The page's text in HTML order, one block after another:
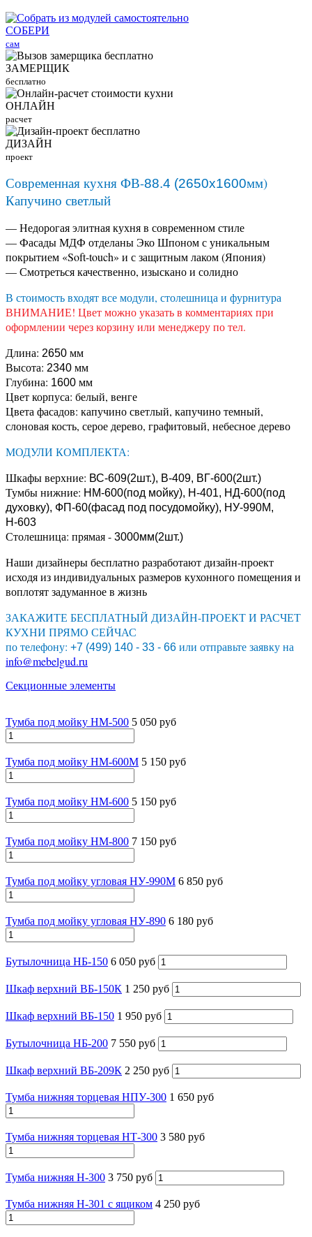
СОБЕРИ
сам
ЗАМЕРЩИК
бесплатно
ОНЛАЙН
расчет
ДИЗАЙН
проект
Современная кухня ФВ-88.4 (2650х1600мм)
Капучино светлый
— Недорогая элитная кухня в современном стиле
— Фасады МДФ отделаны Эко Шпоном с уникальным
покрытием «Soft-touch» и с защитным лаком (Япония)
— Смотреться качественно, изыскано и солидно
В стоимость входят все модули, столешница и фурнитура
ВНИМАНИЕ! Цвет можно указать в комментариях при
оформлении через корзину или менеджеру по тел.
Длина: 2650 мм
Высота: 2340 мм
Глубина: 1600 мм
Цвет корпуса: белый, венге
Цвета фасадов: капучино светлый, капучино темный,
слоновая кость, серое дерево, графитовый, небесное дерево
МОДУЛИ КОМПЛЕКТА:
Шкафы верхние: ВС-609(2шт.), В-409, ВГ-600(2шт.)
Тумбы нижние: НМ-600(под мойку), Н-401, НД-600(под
духовку), ФП-60(фасад под посудомойку), НУ-990М,
Н-603
Столешница: прямая - 3000мм(2шт.)
Наши дизайнеры бесплатно разработают дизайн-проект
исходя из индивидуальных размеров кухонного помещения и
воплотят задуманное в жизнь
ЗАКАЖИТЕ БЕСПЛАТНЫЙ ДИЗАЙН-ПРОЕКТ И РАСЧЕТ
КУХНИ ПРЯМО СЕЙЧАС
по телефону: +7 (499) 140 - 33 - 66 или отправьте заявку на
info@mebelgud.ru
Секционные элементы
Тумба под мойку НМ-500 5 050 руб
Тумба под мойку НМ-600М 5 150 руб
Тумба под мойку НМ-600 5 150 руб
Тумба под мойку НМ-800 7 150 руб
Тумба под мойку угловая НУ-990М 6 850 руб
Тумба под мойку угловая НУ-890 6 180 руб
Бутылочница НБ-150 6 050 руб
Шкаф верхний ВБ-150К 1 250 руб
Шкаф верхний ВБ-150 1 950 руб
Бутылочница НБ-200 7 550 руб
Шкаф верхний ВБ-209К 2 250 руб
Тумба нижняя торцевая НПУ-300 1 650 руб
Тумба нижняя торцевая НТ-300 3 580 руб
Тумба нижняя Н-300 3 750 руб
Тумба нижняя Н-301 с ящиком 4 250 руб